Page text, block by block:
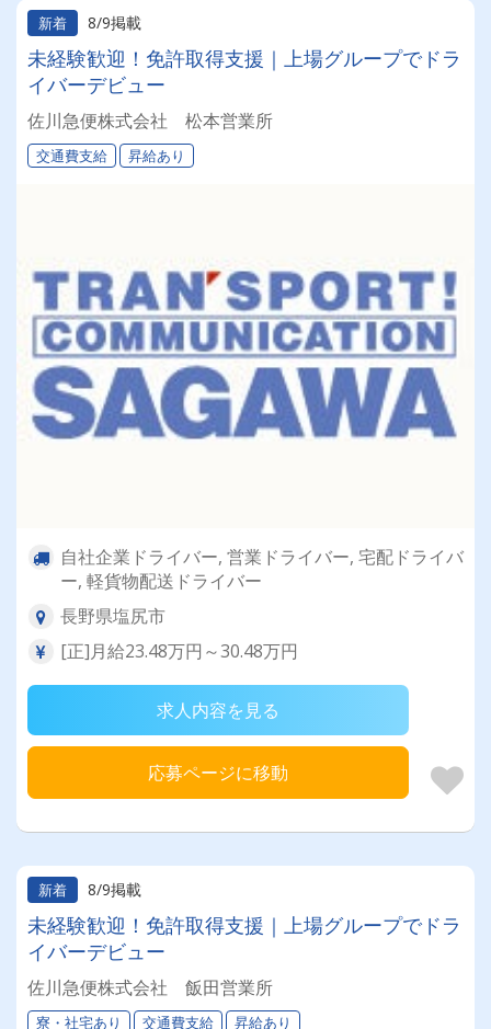
新着 8/9掲載
未経験歓迎！免許取得支援｜上場グループでドラ
イバーデビュー
佐川急便株式会社 松本営業所
交通費支給 昇給あり
自社企業ドライバー, 営業ドライバー, 宅配ドライバ
ー, 軽貨物配送ドライバー
長野県塩尻市
[正]月給23.48万円～30.48万円
求人内容を見る
応募ページに移動
新着 8/9掲載
未経験歓迎！免許取得支援｜上場グループでドラ
イバーデビュー
佐川急便株式会社 飯田営業所
寮・社宅あり 交通費支給 昇給あり